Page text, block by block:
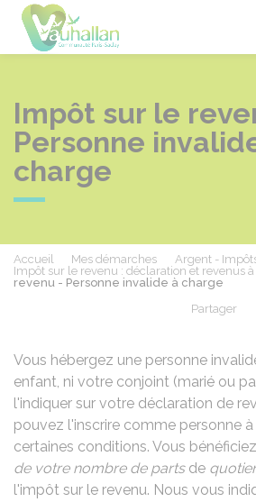
Impôt sur le
Personne
charge
Accueil Mes démarches
Argent -
Impôt sur le revenu : déclaration et revenus
revenu - Personne invalide à charge
Partager
Vous hébergez une personne
enfant, ni votre conjoint (marié ou
l'indiquer sur votre déclaration de
pouvez l'inscrire comme personne
certaines conditions. Vous
de votre nombre de partsde
l'impôt sur le revenu. Nous vous